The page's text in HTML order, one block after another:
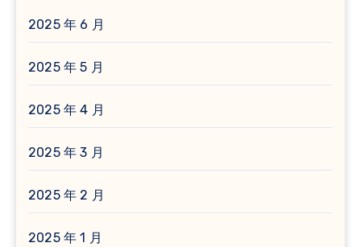
2025 年 6 月
2025 年 5 月
2025 年 4 月
2025 年 3 月
2025 年 2 月
2025 年 1 月